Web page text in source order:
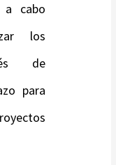
a cabo
los
de
para